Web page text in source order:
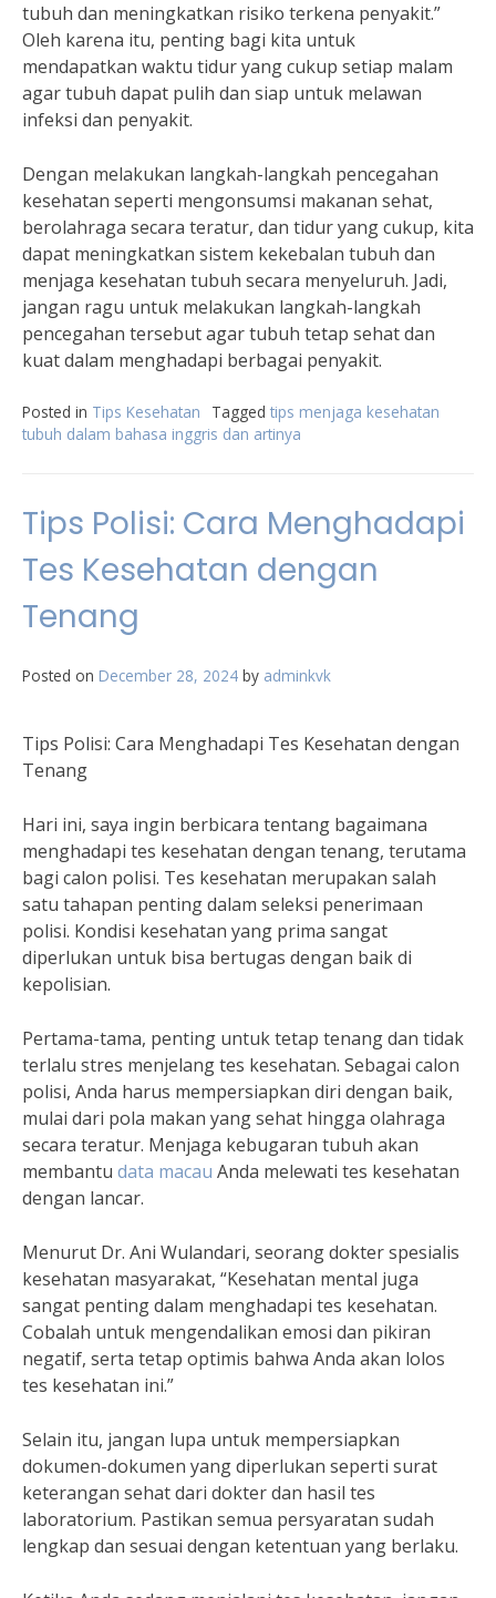
tubuh dan meningkatkan risiko terkena penyakit.”
Oleh karena itu, penting bagi kita untuk
mendapatkan waktu tidur yang cukup setiap malam
agar tubuh dapat pulih dan siap untuk melawan
infeksi dan penyakit.
Dengan melakukan langkah-langkah pencegahan
kesehatan seperti mengonsumsi makanan sehat,
berolahraga secara teratur, dan tidur yang cukup, kita
dapat meningkatkan sistem kekebalan tubuh dan
menjaga kesehatan tubuh secara menyeluruh. Jadi,
jangan ragu untuk melakukan langkah-langkah
pencegahan tersebut agar tubuh tetap sehat dan
kuat dalam menghadapi berbagai penyakit.
Posted in Tips Kesehatan Tagged tips menjaga kesehatan
tubuh dalam bahasa inggris dan artinya
Tips Polisi: Cara Menghadapi
Tes Kesehatan dengan
Tenang
Posted on December 28, 2024 by adminkvk
Tips Polisi: Cara Menghadapi Tes Kesehatan dengan
Tenang
Hari ini, saya ingin berbicara tentang bagaimana
menghadapi tes kesehatan dengan tenang, terutama
bagi calon polisi. Tes kesehatan merupakan salah
satu tahapan penting dalam seleksi penerimaan
polisi. Kondisi kesehatan yang prima sangat
diperlukan untuk bisa bertugas dengan baik di
kepolisian.
Pertama-tama, penting untuk tetap tenang dan tidak
terlalu stres menjelang tes kesehatan. Sebagai calon
polisi, Anda harus mempersiapkan diri dengan baik,
mulai dari pola makan yang sehat hingga olahraga
secara teratur. Menjaga kebugaran tubuh akan
membantu data macau Anda melewati tes kesehatan
dengan lancar.
Menurut Dr. Ani Wulandari, seorang dokter spesialis
kesehatan masyarakat, “Kesehatan mental juga
sangat penting dalam menghadapi tes kesehatan.
Cobalah untuk mengendalikan emosi dan pikiran
negatif, serta tetap optimis bahwa Anda akan lolos
tes kesehatan ini.”
Selain itu, jangan lupa untuk mempersiapkan
dokumen-dokumen yang diperlukan seperti surat
keterangan sehat dari dokter dan hasil tes
laboratorium. Pastikan semua persyaratan sudah
lengkap dan sesuai dengan ketentuan yang berlaku.